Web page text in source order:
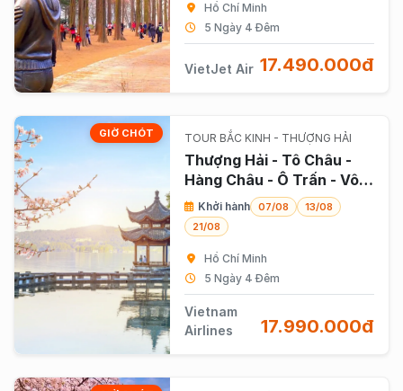
Hồ Chí Minh
5 Ngày 4 Đêm
VietJet Air 17.490.000đ
GIỜ CHÓT TOUR BẮC KINH - THƯỢNG HẢI
Thượng Hải - Tô Châu -
Hàng Châu - Ô Trấn - Vô
Tích 5 Ngày 4 Đêm Bay
Vietnam Airlines
Khởi hành 07/08
13/08
21/08
Hồ Chí Minh
5 Ngày 4 Đêm
Vietnam
Airlines
17.990.000đ